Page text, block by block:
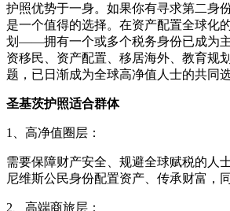
护照优势于一身。如果你有寻求第二身
是一个值得的选择。在资产配置全球化
划——拥有一个或多个税务身份已成为
资移民、资产配置、移居海外、教育规
题，已日渐成为全球高净值人士的共同选
圣基茨护照适合群体
1、高净值圈层：
需要保障财产安全、规避全球赋税的人
尼维斯公民身份配置资产、传承财富，
2、高端商旅层：